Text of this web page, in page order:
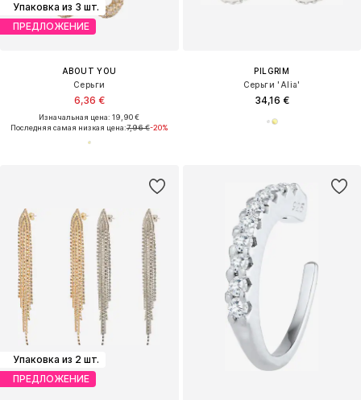
Упаковка из 3 шт.
ПРЕДЛОЖЕНИЕ
ABOUT YOU
Серьги
6,36 €
Изначальная цена: 19,90 €
Последняя самая низкая цена:7,96 €-20%
PILGRIM
Серьги 'Alia'
34,16 €
Упаковка из 2 шт.
ПРЕДЛОЖЕНИЕ